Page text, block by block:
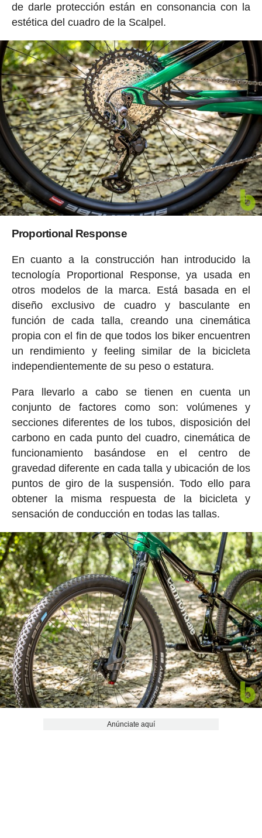
de darle protección están en consonancia con la
estética del cuadro de la Scalpel.
Proportional Response
En cuanto a la construcción han introducido la
tecnología Proportional Response, ya usada en
otros modelos de la marca. Está basada en el
diseño exclusivo de cuadro y basculante en
función de cada talla, creando una cinemática
propia con el fin de que todos los biker encuentren
un rendimiento y feeling similar de la bicicleta
independientemente de su peso o estatura.
Para llevarlo a cabo se tienen en cuenta un
conjunto de factores como son: volúmenes y
secciones diferentes de los tubos, disposición del
carbono en cada punto del cuadro, cinemática de
funcionamiento basándose en el centro de
gravedad diferente en cada talla y ubicación de los
puntos de giro de la suspensión. Todo ello para
obtener la misma respuesta de la bicicleta y
sensación de conducción en todas las tallas.
Anúnciate aquí